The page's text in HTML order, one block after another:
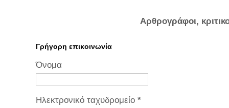
Αρθρογράφοι,
Γρήγορη επικοινωνία
Όνομα
Ηλεκτρονικό ταχυδρομείο *